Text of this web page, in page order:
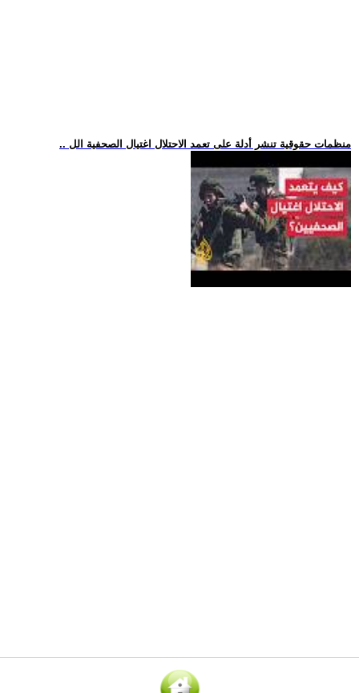
.. منظمات حقوقية تنشر أدلة على تعمد الاحتلال اغتيال الصحفية الل